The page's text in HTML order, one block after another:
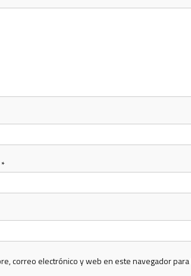
*
correo electrónico y web en este navegador